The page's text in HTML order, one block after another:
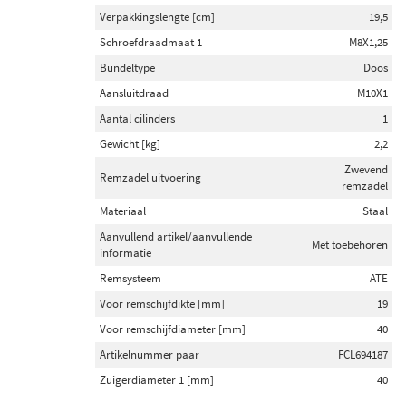
Verpakkingslengte [cm]
19,5
Schroefdraadmaat 1
M8X1,25
Bundeltype
Doos
Aansluitdraad
M10X1
Aantal cilinders
1
Gewicht [kg]
2,2
Remzadel uitvoering
Zwevend
remzadel
Materiaal
Staal
Aanvullend artikel/aanvullende
informatie
Met toebehoren
Remsysteem
ATE
Voor remschijfdikte [mm]
19
Voor remschijfdiameter [mm]
40
Artikelnummer paar
FCL694187
Zuigerdiameter 1 [mm]
40